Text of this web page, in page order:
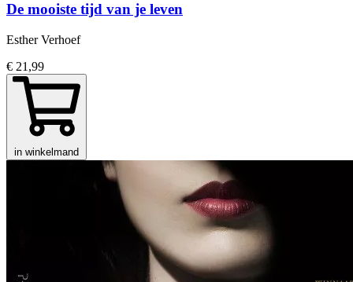
De mooiste tijd van je leven
Esther Verhoef
€ 21,99
in winkelmand